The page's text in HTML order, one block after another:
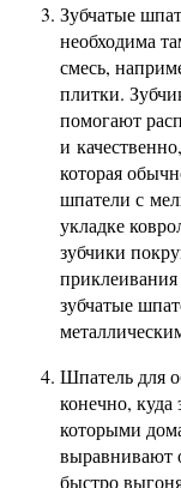
Зубчатые
необходима
смесь,
плитки.
помогают
и
которая
шпатели с
укладке
зубчики
приклеивания
зубчатые
Шпатель для
конечно,
которыми
выравнивают
быстро